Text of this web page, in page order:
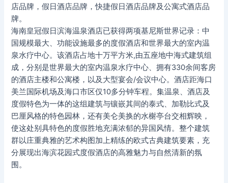
店品牌，假日酒店品牌，快捷假日酒店品牌及公寓式酒店品
牌。
海南皇冠假日滨海温泉酒店已获得两项基尼斯世界记录：中
国规模最大、功能设施最多的度假酒店和世界最大的室内温
泉水疗中心。该酒店占地十万平方米,由五座地中海式建筑组
成，分别是世界最大的室内温泉水疗中心、拥有330余间客房
的酒店主楼和公寓楼，以及大型宴会/会议中心。酒店距海口
美兰国际机场及海口市区仅10多分钟车程。集温泉、酒店及
度假特色为一体的这组建筑与镶嵌其间的泰式、加勒比式及
巴厘风格的特色园林，还有美仑美换的水榭亭台交相辉映，
使这处别具特色的度假胜地充满浓郁的异国风情。整个建筑
群以庄重典雅的艺术构图加上精练的欧式古典建筑要素，充
分展现出海滨花园式度假酒店的高雅魅力与自然清新的氛
围。